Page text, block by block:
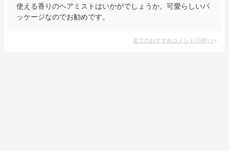
使える香りのヘアミストはいかがでしょうか。可愛らしいパ
ッケージなのでお勧めです。
全てのおすすめコメント (1件) >